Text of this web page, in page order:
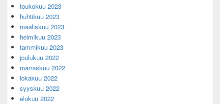
toukokuu 2023
huhtikuu 2023
maaliskuu 2023
helmikuu 2023
tammikuu 2023
joulukuu 2022
marraskuu 2022
lokakuu 2022
syyskuu 2022
elokuu 2022